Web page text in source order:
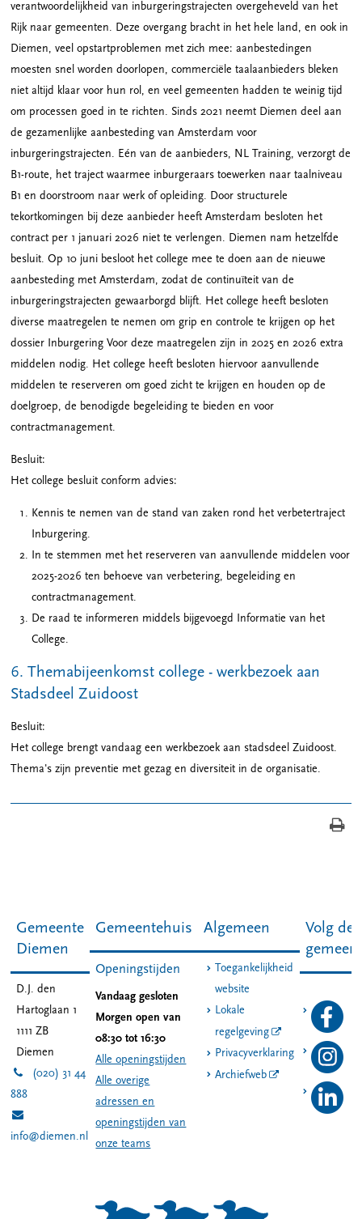
verantwoordelijkheid van inburgeringstrajecten overgeheveld van het
Rijk naar gemeenten. Deze overgang bracht in het hele land, en ook in
Diemen, veel opstartproblemen met zich mee: aanbestedingen
moesten snel worden doorlopen, commerciële taalaanbieders bleken
niet altijd klaar voor hun rol, en veel gemeenten hadden te weinig tijd
om processen goed in te richten. Sinds 2021 neemt Diemen deel aan
de gezamenlijke aanbesteding van Amsterdam voor
inburgeringstrajecten. Eén van de aanbieders, NL Training, verzorgt de
B1-route, het traject waarmee inburgeraars toewerken naar taalniveau
B1 en doorstroom naar werk of opleiding. Door structurele
tekortkomingen bij deze aanbieder heeft Amsterdam besloten het
contract per 1 januari 2026 niet te verlengen. Diemen nam hetzelfde
besluit. Op 10 juni besloot het college mee te doen aan de nieuwe
aanbesteding met Amsterdam, zodat de continuïteit van de
inburgeringstrajecten gewaarborgd blijft. Het college heeft besloten
diverse maatregelen te nemen om grip en controle te krijgen op het
dossier Inburgering Voor deze maatregelen zijn in 2025 en 2026 extra
middelen nodig. Het college heeft besloten hiervoor aanvullende
middelen te reserveren om goed zicht te krijgen en houden op de
doelgroep, de benodigde begeleiding te bieden en voor
contractmanagement.
Besluit:
Het college besluit conform advies:
Kennis te nemen van de stand van zaken rond het verbetertraject
Inburgering.
In te stemmen met het reserveren van aanvullende middelen voor
2025-2026 ten behoeve van verbetering, begeleiding en
contractmanagement.
De raad te informeren middels bijgevoegd Informatie van het
College.
6. Themabijeenkomst college - werkbezoek aan
Stadsdeel Zuidoost
Besluit:
Het college brengt vandaag een werkbezoek aan stadsdeel Zuidoost.
Thema's zijn preventie met gezag en diversiteit in de organisatie.
Gemeente
Diemen
D.J. den
Hartoglaan 1
1111 ZB
Diemen
(020) 31 44
888
info@diemen.nl
Gemeentehuis
Openingstijden
Vandaag gesloten
Morgen open van
08:30 tot 16:30
Alle openingstijden
Alle overige
adressen en
openingstijden van
onze teams
Algemeen
Toegankelijkheid
website
Lokale
regelgeving
Privacyverklaring
Archiefweb
Volg de